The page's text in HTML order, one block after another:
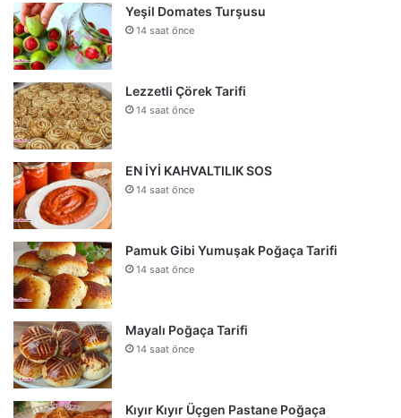
Yeşil Domates Turşusu
14 saat önce
Lezzetli Çörek Tarifi
14 saat önce
EN İYİ KAHVALTILIK SOS
14 saat önce
Pamuk Gibi Yumuşak Poğaça Tarifi
14 saat önce
Mayalı Poğaça Tarifi
14 saat önce
Kıyır Kıyır Üçgen Pastane Poğaça